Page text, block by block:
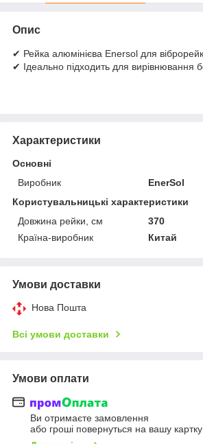
Опис
✔ Рейка алюмінієва Enersol для
✔ Ідеально підходить для вирівнювання
Характеристики
Основні
Виробник
EnerSol
Користувальницькі характеристики
Довжина рейки, см
370
Країна-виробник
Китай
Умови доставки
Нова Пошта
Всі умови доставки
Умови оплати
Ви отримаєте замовлення
або гроші повернуться на вашу картку